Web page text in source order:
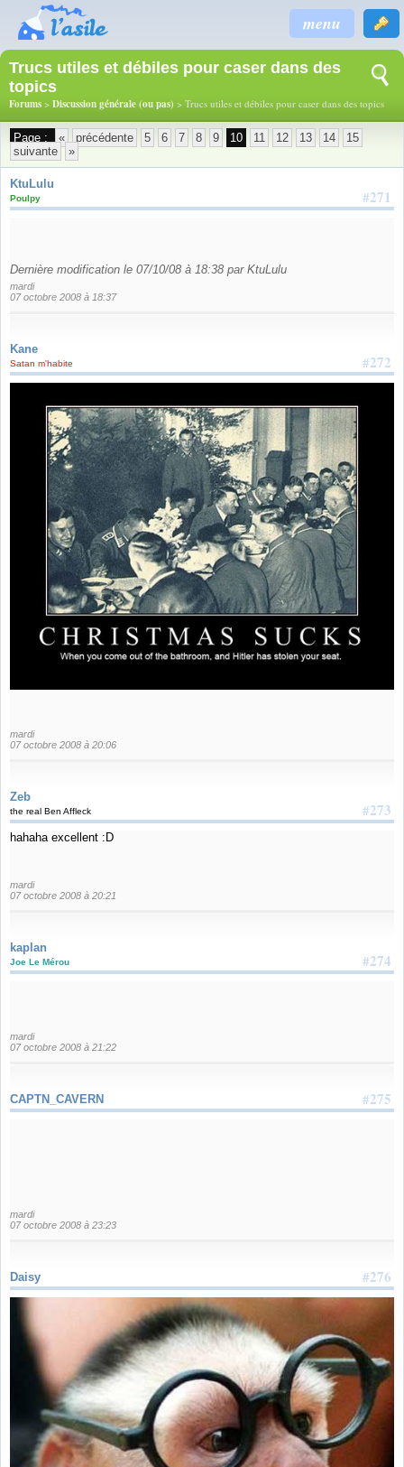
menu
Trucs utiles et débiles pour caser dans des
topics
Forums > Discussion générale (ou pas) > Trucs utiles et débiles pour caser dans des topics
Page : « précédente 5 6 7 8 9 10 11 12 13 14
15
suivante
»
KtuLulu
#271
Poulpy
Dernière modification le 07/10/08 à 18:38 par KtuLulu
mardi
07 octobre 2008 à 18:37
Kane
#272
Satan m'habite
mardi
07 octobre 2008 à 20:06
Zeb
#273
the real Ben Affleck
hahaha excellent :D
mardi
07 octobre 2008 à 20:21
kaplan
#274
Joe Le Mérou
mardi
07 octobre 2008 à 21:22
#275
CAPTN_CAVERN
mardi
07 octobre 2008 à 23:23
#276
Daisy